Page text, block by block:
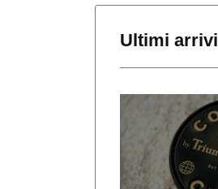
Ultimi arrivi